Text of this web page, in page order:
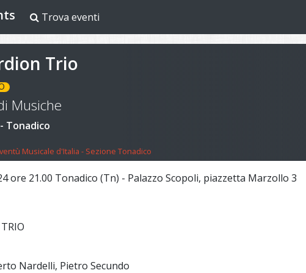
Trova eventi
Trio
Musiche
Tonadico
Musicale d'Italia - Sezione Tonadico
ore 21.00 Tonadico (Tn) - Palazzo Scopoli, piazzetta Marzollo 3
Nardelli, Pietro Secundo